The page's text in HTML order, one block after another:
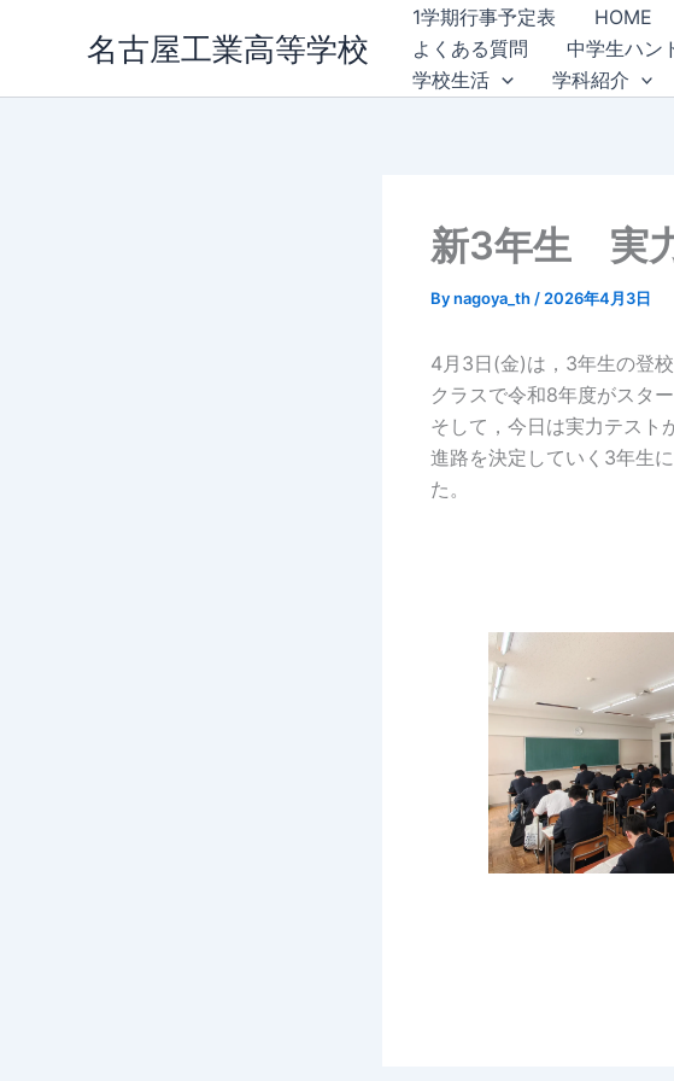
名古屋工業高等学校
1学期行事予定表 HOME
よくある質問
中学生ハン
学校生活
学科紹介
新3年生 実
Bynagoya_th / 2026年4月3日
4月3日(金)は，3年生の登
クラスで令和8年度がスター
そして，今日は実力テスト
進路を決定していく3年生
た。